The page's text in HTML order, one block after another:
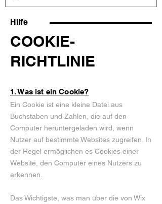
Hilfe
COOKIE-
RICHTLINIE
1. Was ist ein Cookie?
Ein Cookie ist eine kleine Datei aus
Buchstaben und Zahlen, die auf den
Computer heruntergeladen wird, wenn
Nutzer auf bestimmte Websites zugreifen. In
der Regel ermöglichen es Cookies einer
Website, den Computer eines Nutzers zu
erkennen.
Das Wichtigste, was man über die von Wix